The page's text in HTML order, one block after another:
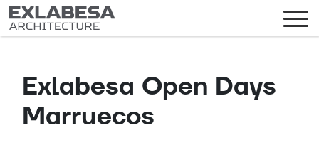
Exlabesa Open Days
Marruecos